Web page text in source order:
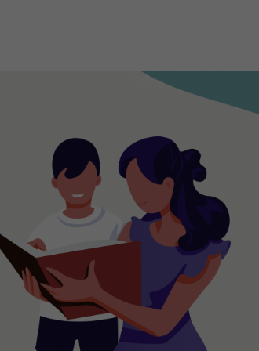
FaGe - Fachfrau/-mann
Gesundheit EFZ
Weiterbildung FaGe (AFDASSC)
AGS - Assistent-in Gesundheit und
Soziales EBA
FaBe - Fachfrau/-mann
Betreuung EFZ
MPA - Medizinische-r